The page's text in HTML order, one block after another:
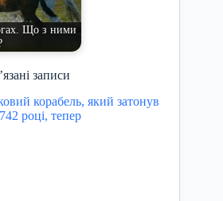
Що з ними
записи